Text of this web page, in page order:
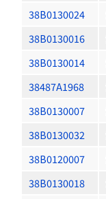
38B0130024
38B0130016
38B0130014
38487A1968
38B0130007
38B0130032
38B0120007
38B0130018